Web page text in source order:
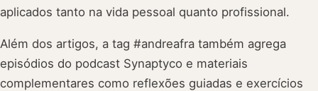
aplicados tanto na vida pessoal quanto profissional.
Além dos artigos, a tag #andreafra também agrega
episódios do podcast Synaptyco e materiais
complementares como reflexões guiadas e exercícios